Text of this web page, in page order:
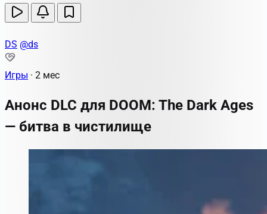
DS @ds
Игры · 2 мес
Анонс DLC для DOOM: The Dark Ages
— битва в чистилище